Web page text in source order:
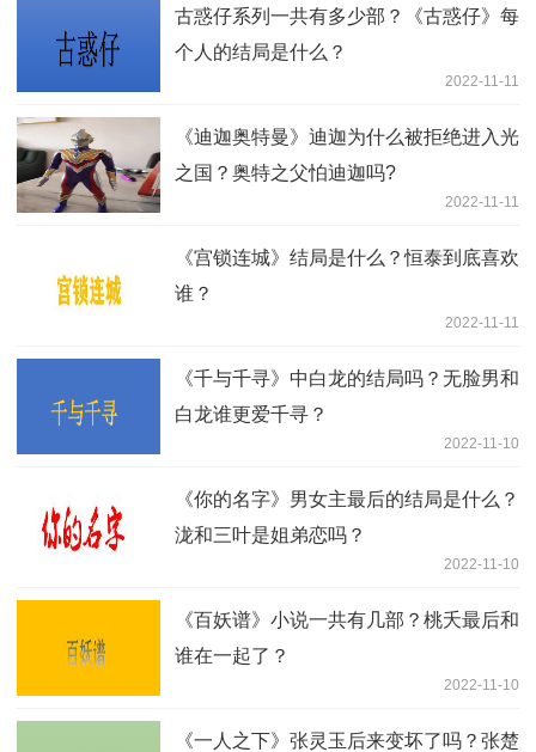
古惑仔系列一共有多少部？《古惑仔》每
个人的结局是什么？
2022-11-11
《迪迦奥特曼》迪迦为什么被拒绝进入光
之国？奥特之父怕迪迦吗?
2022-11-11
《宫锁连城》结局是什么？恒泰到底喜欢
谁？
2022-11-11
《千与千寻》中白龙的结局吗？无脸男和
白龙谁更爱千寻？
2022-11-10
《你的名字》男女主最后的结局是什么？
泷和三叶是姐弟恋吗？
2022-11-10
《百妖谱》小说一共有几部？桃夭最后和
谁在一起了？
2022-11-10
《一人之下》张灵玉后来变坏了吗？张楚